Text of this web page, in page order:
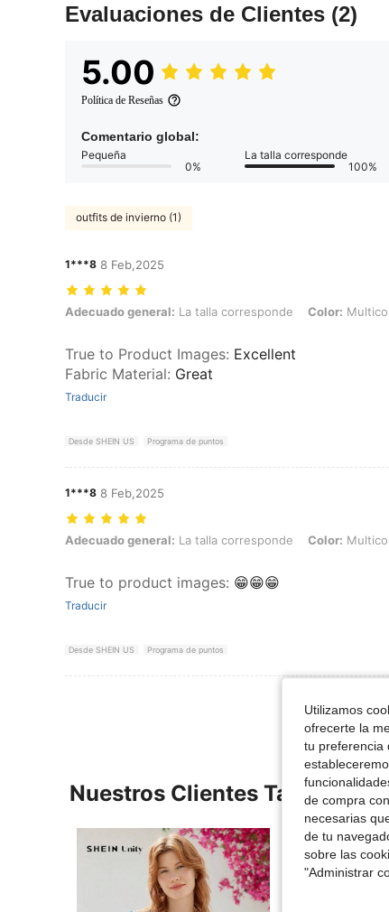
Evaluaciones de Clientes (2)
5.00
Política de Reseñas
Comentario global:
Pequeña
0%
La talla corresponde
100%
outfits de invierno (1)
1***8 8 Feb,2025
Adecuado general: La talla corresponde, Color: Multicolor, Talla:
Adecuado general: La talla corresponde Color:
True to Product Images: Excellent
Fabric Material: Great
Traducir
Desde SHEIN US Programa de puntos
1***8 8 Feb,2025
Adecuado general: La talla corresponde, Color: Multicolor, Talla:
Adecuado general: La talla corresponde Color:
True to product images: 😁😁😁
Traducir
Desde SHEIN US Programa de puntos
Nuestros Clientes También
Utilizamos
ofrecerte la
tu preferencia
de compra
necesarias
de tu
sobre las
"Administrar